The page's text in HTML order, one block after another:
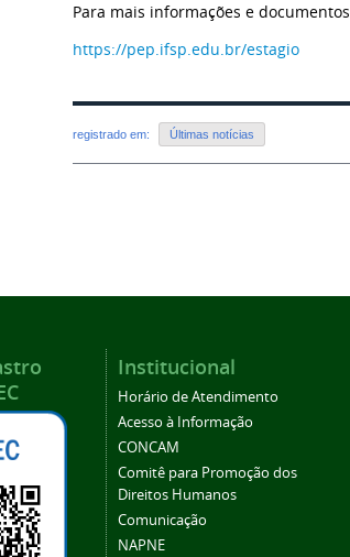
Para mais informações e documentos
https://pep.ifsp.edu.br/estagio
registrado em: Últimas notícias
Institucional
Horário de Atendimento
Acesso à Informação
CONCAM
Comitê para Promoção dos
Direitos Humanos
Comunicação
NAPNE